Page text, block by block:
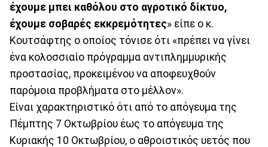
έχουμε μπει καθόλου στο αγροτικό δίκτυο,
έχουμε σοβαρές εκκρεμότητες» είπε ο κ.
Κουτσάφτης ο οποίος τόνισε ότι «πρέπει να γίνει
ένα κολοσσιαίο πρόγραμμα αντιπλημμυρικής
προστασίας, προκειμένου να αποφευχθούν
παρόμοια προβλήματα στο μέλλον».
Είναι χαρακτηριστικό ότι από το απόγευμα της
Πέμπτης 7 Οκτωβρίου έως το απόγευμα της
Κυριακής 10 Οκτωβρίου, ο αθροιστικός υετός που